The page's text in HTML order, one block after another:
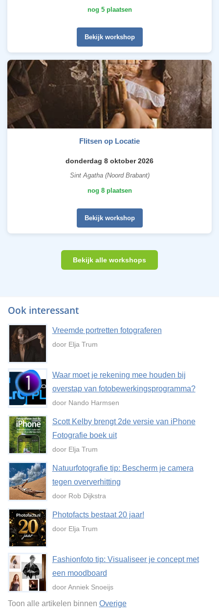
nog 5 plaatsen
Bekijk workshop
Flitsen op Locatie
donderdag 8 oktober 2026
Sint Agatha (Noord Brabant)
nog 8 plaatsen
Bekijk workshop
Bekijk alle workshops
Ook interessant
Vreemde portretten fotograferen
door Elja Trum
Waar moet je rekening mee houden bij
overstap van fotobewerkingsprogramma?
door Nando Harmsen
Scott Kelby brengt 2de versie van iPhone
Fotografie boek uit
door Elja Trum
Natuurfotografie tip: Bescherm je camera
tegen oververhitting
door Rob Dijkstra
Photofacts bestaat 20 jaar!
door Elja Trum
Fashionfoto tip: Visualiseer je concept met
een moodboard
door Anniek Snoeijs
Toon alle artikelen binnen Overige